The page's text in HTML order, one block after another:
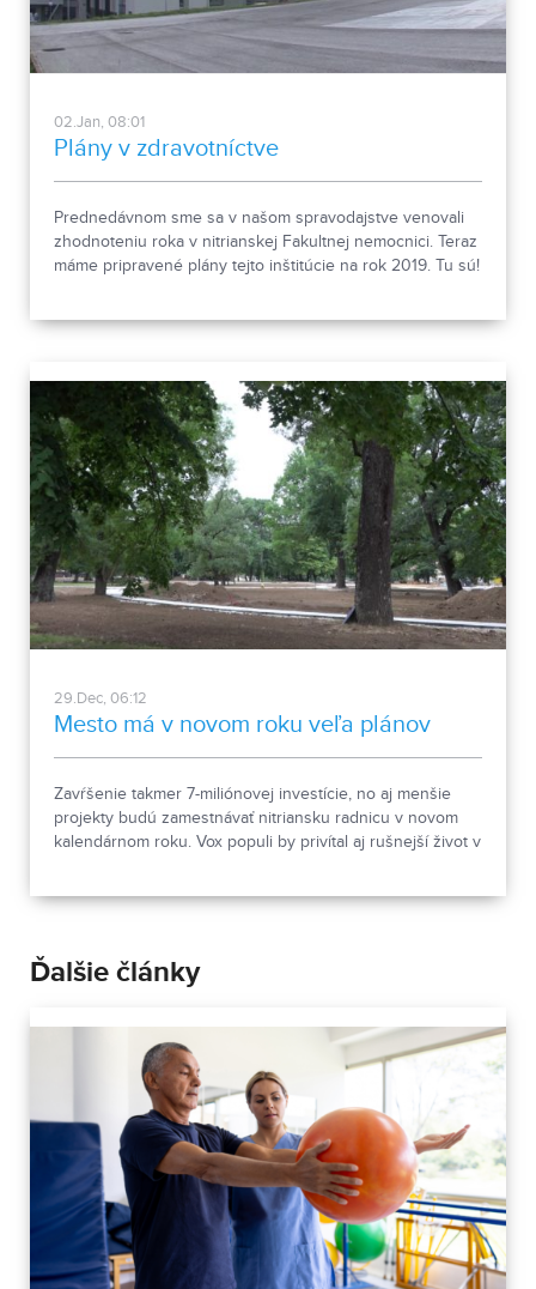
02.Jan, 08:01
Plány v zdravotníctve
Prednedávnom sme sa v našom spravodajstve venovali
zhodnoteniu roka v nitrianskej Fakultnej nemocnici. Teraz
máme pripravené plány tejto inštitúcie na rok 2019. Tu sú!
29.Dec, 06:12
Mesto má v novom roku veľa plánov
Zavŕšenie takmer 7-miliónovej investície, no aj menšie
projekty budú zamestnávať nitriansku radnicu v novom
kalendárnom roku. Vox populi by privítal aj rušnejší život v
Ďalšie články